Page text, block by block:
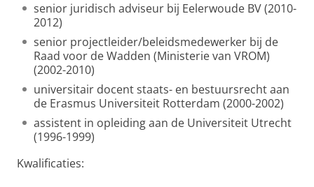
senior juridisch adviseur bij Eelerwoude BV (2010-
2012)
senior projectleider/beleidsmedewerker bij de
Raad voor de Wadden (Ministerie van VROM)
(2002-2010)
universitair docent staats- en bestuursrecht aan
de Erasmus Universiteit Rotterdam (2000-2002)
assistent in opleiding aan de Universiteit Utrecht
(1996-1999)
Kwalificaties: